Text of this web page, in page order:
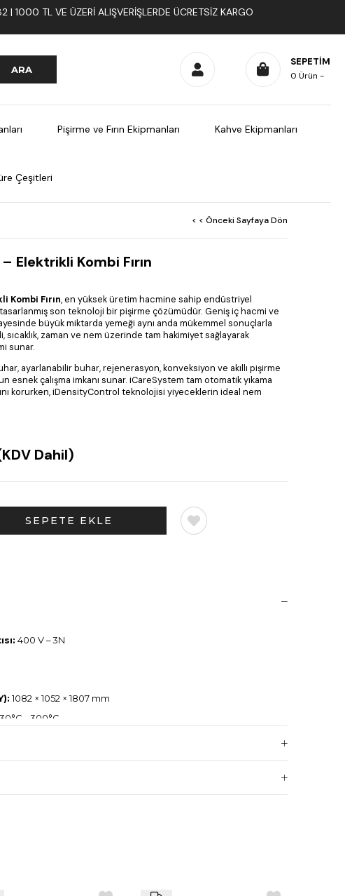
1000 TL VE ÜZERI ALIŞVERIŞLERDE ÜCRETSIZ KARGO
SEPETIM
0 Ürün
Pişirme ve Fırın Ekipmanları Kahve Ekipmanları
Çeşitleri
< < Önceki Sayfaya Dön
Elektrikli Kombi Fırın
Kombi Fırın, en yüksek üretim hacmine sahip endüstriyel
son teknoloji bir pişirme çözümüdür. Geniş iç hacmi ve
büyük miktarda yemeği aynı anda mükemmel sonuçlarla
sıcaklık, zaman ve nem üzerinde tam hakimiyet sağlayarak
sunar.
ayarlanabilir buhar, rejenerasyon, konveksiyon ve akıllı pişirme
esnek çalışma imkanı sunar. iCareSystem tam otomatik yıkama
korurken, iDensityControl teknolojisi yiyeceklerin ideal nem
Dahil)
400 V – 3N
1082 × 1052 × 1807 mm
30°C – 300°C